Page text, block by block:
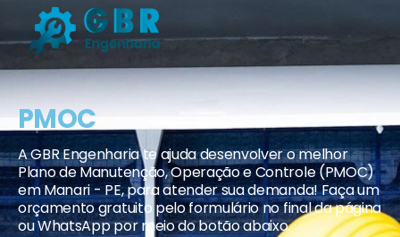
PMOC
A GBR Engenharia te ajuda desenvolver o melhor
Plano de Manutenção, Operação e Controle (PMOC)
em Manari - PE, para atender sua demanda! Faça um
orçamento gratuito pelo formulário no final da página
ou WhatsApp por meio do botão abaixo.